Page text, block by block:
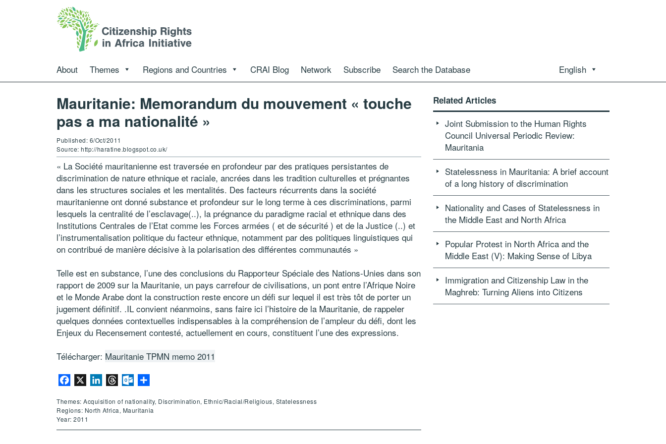
About Themes Regions and Countries CRAI Blog Network Subscribe Search the Database English
Mauritanie: Memorandum du mouvement « touche
pas a ma nationalité »
Published: 6/Oct/2011
Source: http://haratine.blogspot.co.uk/
« La Société mauritanienne est traversée en profondeur par des pratiques persistantes de
discrimination de nature ethnique et raciale, ancrées dans les tradition culturelles et prégnantes
dans les structures sociales et les mentalités. Des facteurs récurrents dans la société
mauritanienne ont donné substance et profondeur sur le long terme à ces discriminations, parmi
lesquels la centralité de l’esclavage(..), la prégnance du paradigme racial et ethnique dans des
Institutions Centrales de l’Etat comme les Forces armées ( et de sécurité ) et de la Justice (..) et
l’instrumentalisation politique du facteur ethnique, notamment par des politiques linguistiques qui
on contribué de manière décisive à la polarisation des différentes communautés »
Telle est en substance, l’une des conclusions du Rapporteur Spéciale des Nations-Unies dans son
rapport de 2009 sur la Mauritanie, un pays carrefour de civilisations, un pont entre l’Afrique Noire
et le Monde Arabe dont la construction reste encore un défi sur lequel il est très tôt de porter un
jugement définitif. .IL convient néanmoins, sans faire ici l’histoire de la Mauritanie, de rappeler
quelques données contextuelles indispensables à la compréhension de l’ampleur du défi, dont les
Enjeux du Recensement contesté, actuellement en cours, constituent l’une des expressions.
Télécharger: Mauritanie TPMN memo 2011
Facebook LinkedInThreadsOutlook.com
Themes: Acquisition of nationality, Discrimination, Ethnic/Racial/Religious, Statelessness
Regions: North Africa, Mauritania
Year: 2011
Related Articles
Joint Submission to the Human Rights
Council Universal Periodic Review:
Mauritania
Statelessness in Mauritania: A brief account
of a long history of discrimination
Nationality and Cases of Statelessness in
the Middle East and North Africa
Popular Protest in North Africa and the
Middle East (V): Making Sense of Libya
Immigration and Citizenship Law in the
Maghreb: Turning Aliens into Citizens